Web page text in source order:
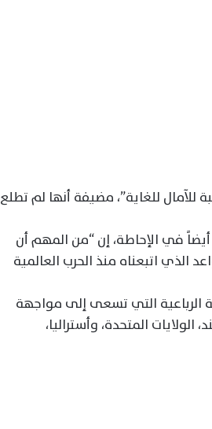
للآمال للغاية”، مضيفة أنها لم تطلع
أيضاً في الإحاطة، إن “من المهم أن
الذي اتبعناه منذ الحرب العالمية
الرباعية التي تسعى إلى مواجهة
المتحدة، وأستراليا،